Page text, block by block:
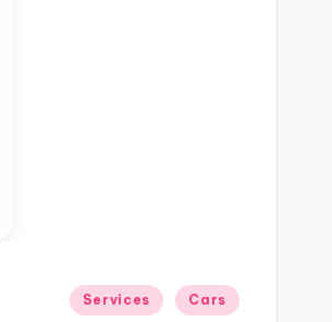
نُشرCars
Services